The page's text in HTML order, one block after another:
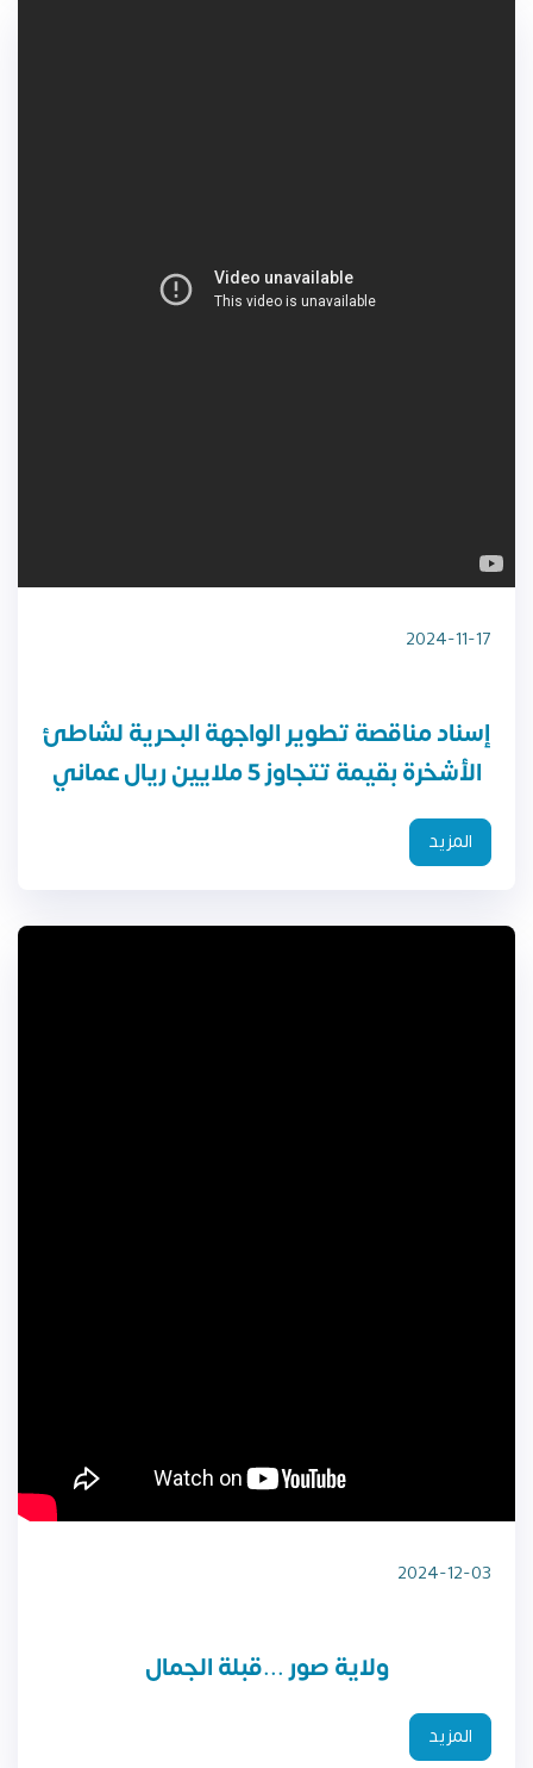
2024-11-17
إسناد مناقصة تطوير الواجهة البحرية لشاطئ
الأشخرة بقيمة تتجاوز 5 ملايين ريال عماني
المزيد
2024-12-03
ولاية صور ...قبلة الجمال
المزيد